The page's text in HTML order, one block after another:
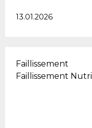
13.01.2026
Faillissement
Faillissement